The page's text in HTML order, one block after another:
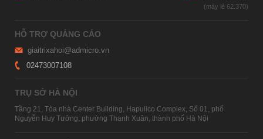
HỖ TRỢ QUẢNG CÁO
giaitrixahoi@admicro.vn
02473007108
TRỤ SỞ HÀ NỘI
Tầng 21, Tòa nhà Center Building, Hapulico Complex, Số 01, phố
Nguyễn Huy Tưởng, phường Thanh Xuân, thành phố Hà Nội